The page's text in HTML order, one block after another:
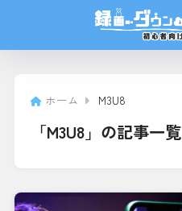
ホーム M3U8
「M3U8」の記事一覧